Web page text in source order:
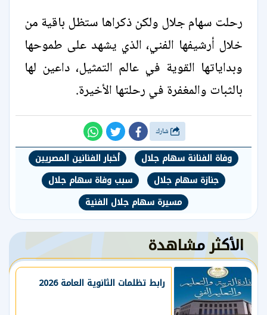
رحلت سهام جلال ولكن ذكراها ستظل باقية من
خلال أرشيفها الفني، الذي يشهد على طموحها
وبداياتها القوية في عالم التمثيل، داعين لها
بالثبات والمغفرة في رحلتها الأخيرة.
وفاة الفنانة سهام جلال
أخبار الفنانين المصريين
جنازة سهام جلال
سبب وفاة سهام جلال
مسيرة سهام جلال الفنية
الأكثر مشاهدة
رابط تظلمات الثانوية العامة 2026